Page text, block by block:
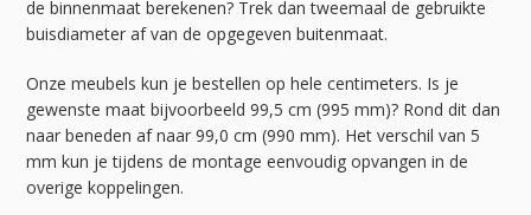
de binnenmaat berekenen? Trek dan tweemaal de gebruikte
buisdiameter af van de opgegeven buitenmaat.
Onze meubels kun je bestellen op hele centimeters. Is je
gewenste maat bijvoorbeeld 99,5 cm (995 mm)? Rond dit dan
naar beneden af naar 99,0 cm (990 mm). Het verschil van 5
mm kun je tijdens de montage eenvoudig opvangen in de
overige koppelingen.